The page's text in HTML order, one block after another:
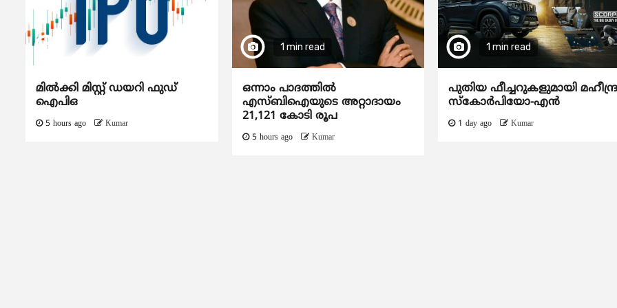
മിൽക്കി മിസ്റ്റ് ഡയറി ഫുഡ്
ഐപിഒ
5 hours ago Kumar
1 min read
ഒന്നാം പാദത്തിൽ
എസ്ബിഐയുടെ അറ്റാദായം
21,121 കോടി രൂപ
5 hours ago Kumar
1 min read
പുതിയ ഫീച്ചറുകളുമായി
സ്കോർപിയോ-എൻ
1 day ago Kumar